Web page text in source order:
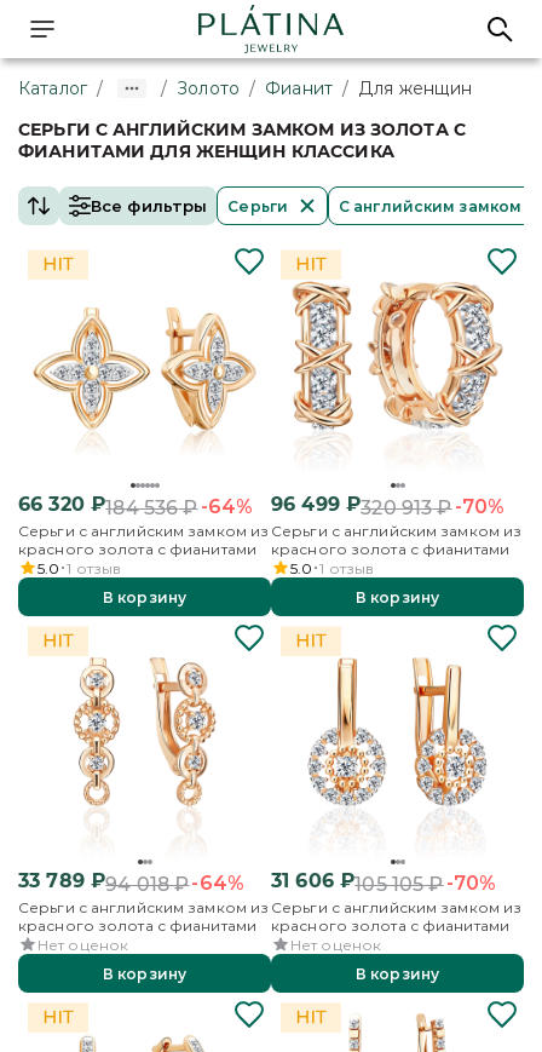
Каталог / / Золото / Фианит / Для женщин
СЕРЬГИ С АНГЛИЙСКИМ ЗАМКОМ ИЗ ЗОЛОТА С
ФИАНИТАМИ ДЛЯ ЖЕНЩИН КЛАССИКА
Все фильтры Серьги С английским замком
66 320₽184 536₽-64%
Серьги с английским замком из
красного золота с фианитами
5.0 1 отзыв
В корзину
96 499₽320 913₽-70%
Серьги с английским замком из
красного золота с фианитами
5.0 1 отзыв
В корзину
33 789₽94 018₽-64%
Серьги с английским замком из
красного золота с фианитами
Нет оценок
В корзину
31 606₽105 105₽-70%
Серьги с английским замком из
красного золота с фианитами
Нет оценок
В корзину